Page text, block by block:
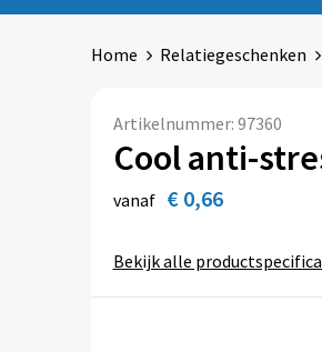
Home Relatiegeschenken
Artikelnummer: 97360
Cool anti-
vanaf € 0,66
Bekijk alle